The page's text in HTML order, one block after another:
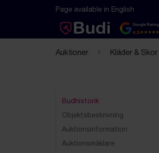
Hoppa till innehåll
Textbaserad (markdown) version av denna sida
Page available in English
Google Rating
4.5
Auktioner Kläder & Skor
Budhistorik
Objektsbeskrivning
Auktionsinformation
Auktionsmäklare